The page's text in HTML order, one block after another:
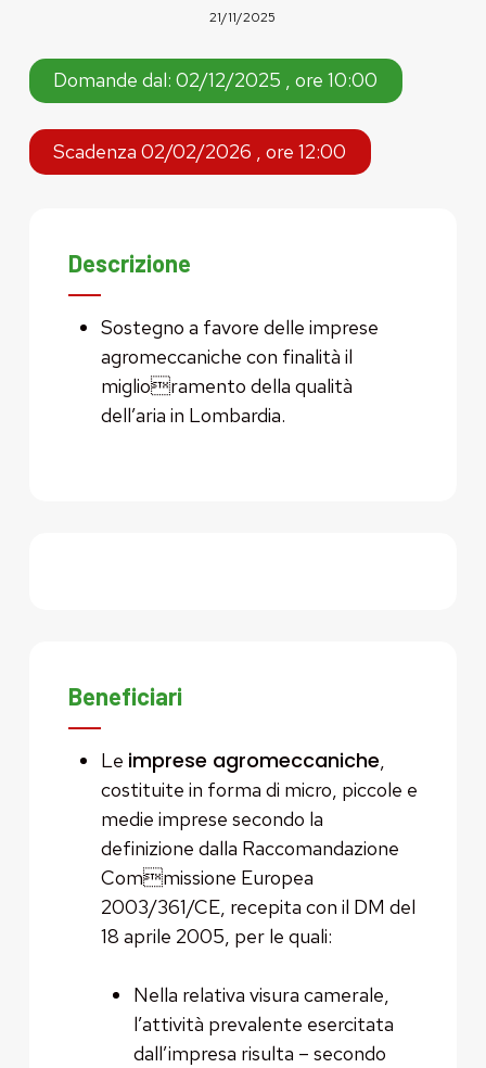
21/11/2025
Domande dal: 02/12/2025 , ore 10:00
Scadenza 02/02/2026 , ore 12:00
Descrizione
Sostegno a favore delle imprese
agromeccaniche con finalità il
miglioramento della qualità
dell’aria in Lombardia.
Beneficiari
Le imprese agromeccaniche,
costituite in forma di micro, piccole e
medie imprese secondo la
definizione dalla Raccomandazione
Commissione Europea
2003/361/CE, recepita con il DM del
18 aprile 2005, per le quali:
Nella relativa visura camerale,
l’attività prevalente esercitata
dall’impresa risulta – secondo